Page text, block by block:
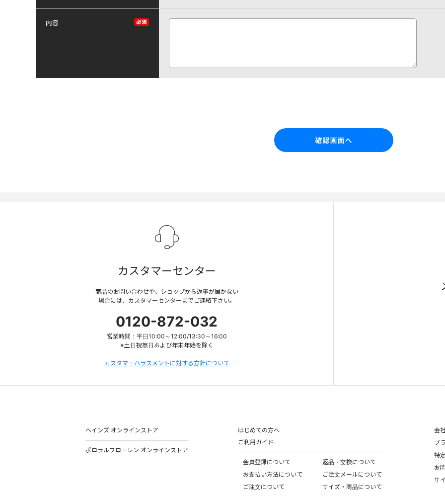
内容
カスタマーセンター
商品のお問い合わせや、ショップから返事が届かない
場合には、カスタマーセンターまでご連絡下さい。
0120-872-032
営業時間：平日10:00～12:00/13:30～16:00
※土日祝祭日および年末年始を除く
カスタマーハラスメントに対する方針について
ヘインズ オンラインストア
ポロラルフローレン オンラインストア
はじめての方へ
ご利用ガイド
会員登録について
お支払い方法について
ご注文について
返品・交換について
ご注文メールについて
サイズ・商品について
会
プ
特
お
サ